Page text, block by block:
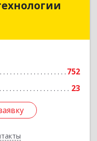
752
23
г, Куйбышева ул,